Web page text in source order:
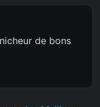
de bons